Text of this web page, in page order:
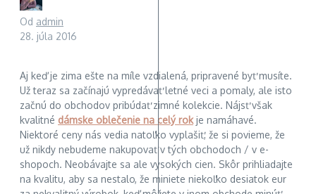
Od admin
28. júla 2016
Aj keď je zima ešte na míle vzdialená, pripravené byť musíte.
Už teraz sa začínajú vypredávať letné veci a pomaly, ale isto
začnú do obchodov pribúdať zimné kolekcie. Nájsť však
kvalitné dámske oblečenie na celý rokje namáhavé.
Niektoré ceny nás vedia natoľko vyplašiť, že si povieme, že
už nikdy nebudeme nakupovať v tých obchodoch / v e-
shopoch. Neobávajte sa ale vysokých cien. Skôr prihliadajte
na kvalitu, aby sa nestalo, že miniete niekoľko desiatok eur